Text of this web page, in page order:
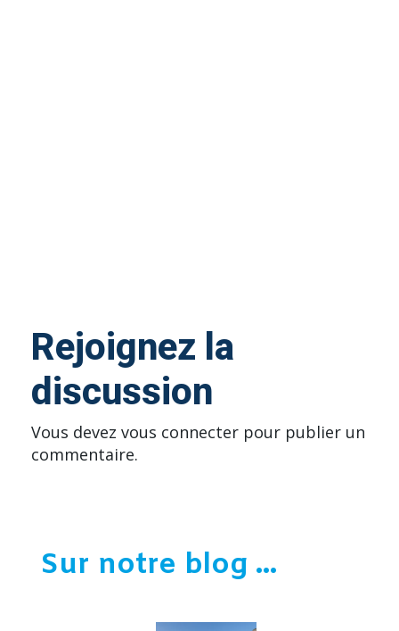
Rejoignez la
discussion
Vous devez vous connecter pour publier un
commentaire.
Sur notre blog ...